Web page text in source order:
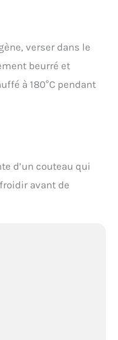
verser dans le
beurré et
à 180°C pendant
d’un couteau qui
avant de